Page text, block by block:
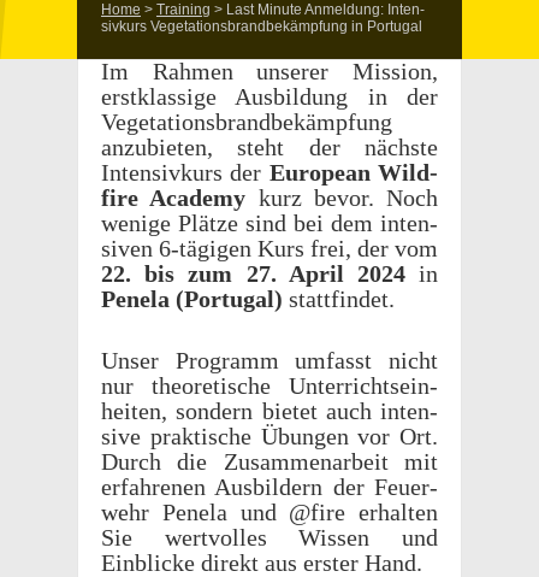
Home > Training > Last Minute Anmel­dung: Inten­
sivkurs Vege­ta­tions­brand­bekämp­fung in Portugal
Im Rahmen unserer Mission,
erstk­las­sige Ausbil­dung in der
Vege­ta­tions­brand­bekämp­fung
anzu­bi­eten, steht der näch­ste
Inten­sivkurs der Euro­pean Wild­
fire Acad­emy kurz bevor. Noch
wenige Plätze sind bei dem inten­
siven 6-tägi­gen Kurs frei, der vom
22. bis zum 27. April 2024in
Penela (Portu­gal) stattfindet.
Unser Programm umfasst nicht
nur theo­retis­che Unter­richt­sein­
heiten, sondern bietet auch inten­
sive prak­tis­che Übun­gen vor Ort.
Durch die Zusam­me­nar­beit mit
erfahre­nen Ausbildern der Feuer­
wehr Penela und @fire erhal­ten
Sie wertvolles Wissen und
Einblicke direkt aus erster Hand.